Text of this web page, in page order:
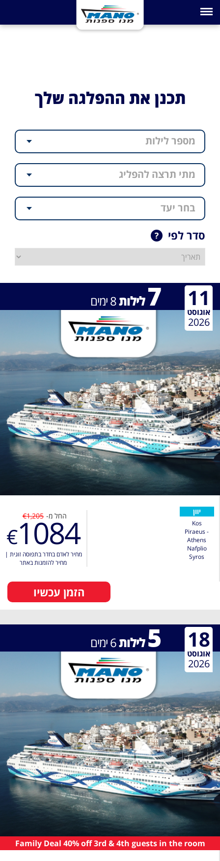
Toggle navigation
תכנן את ההפלגה שלך
מספר לילות
מתי תרצה להפליג
בחר יעד
סדר לפי
7 לילות8ימים 11
אוגוסט
2026
יוון
Kos
Piraeus -
Athens
Nafplio
Syros
החל מ- €1,205
€1084
מחיר לאדם בחדר בתפוסה זוגית |
מחיר להזמנות באתר
הזמן עכשיו
5 לילות6ימים
Family Deal 40% off 3rd & 4th guests in the room
18
אוגוסט
2026